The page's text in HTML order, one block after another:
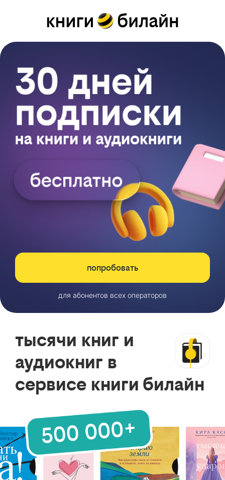
попробовать
для абонентов всех операторов
тысячи книг и
аудиокниг в
сервисе книги билайн